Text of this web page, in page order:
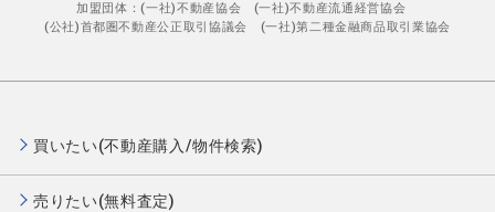
加盟団体：(一社)不動産協会 (一社)不動産流通経営協会
(公社)首都圏不動産公正取引協議会 (一社)第二種金融商品取引業協会
買いたい(不動産購入/物件検索)
売りたい(無料査定)